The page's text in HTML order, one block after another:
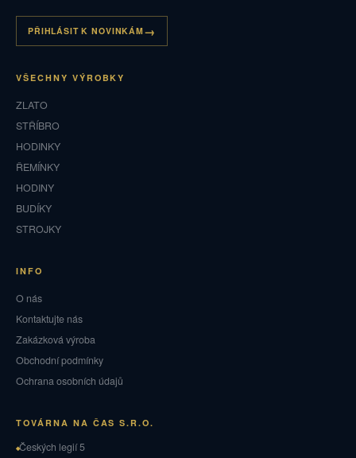
PŘIHLÁSIT K NOVINKÁM
VŠECHNY VÝROBKY
ZLATO
STŘÍBRO
HODINKY
ŘEMÍNKY
HODINY
BUDÍKY
STROJKY
INFO
O nás
Kontaktujte nás
Zakázková výroba
Obchodní podmínky
Ochrana osobních údajů
TOVÁRNA NA ČAS S.R.O.
Českých legií 5